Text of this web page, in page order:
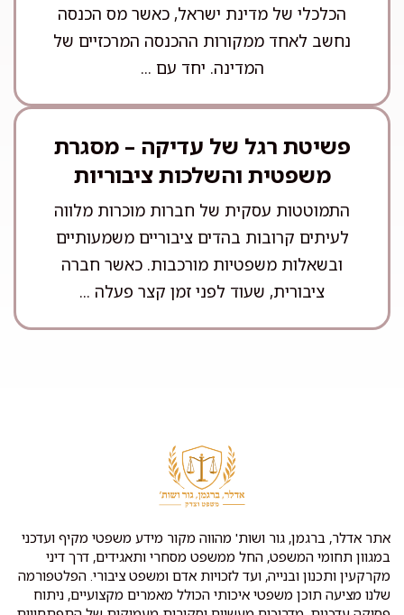
הכלכלי של מדינת ישראל, כאשר מס הכנסה
נחשב לאחד ממקורות ההכנסה המרכזיים של
המדינה. יחד עם ...
פשיטת רגל של עדיקה – מסגרת
משפטית והשלכות ציבוריות
התמוטטות עסקית של חברות מוכרות מלווה
לעיתים קרובות בהדים ציבוריים משמעותיים
ובשאלות משפטיות מורכבות. כאשר חברה
ציבורית, שעוד לפני זמן קצר פעלה ...
אתר אדלר, ברגמן, גור ושות' מהווה מקור מידע משפטי מקיף ועדכני
במגוון תחומי המשפט, החל ממשפט מסחרי ותאגידים, דרך דיני
מקרקעין ותכנון ובנייה, ועד לזכויות אדם ומשפט ציבורי. הפלטפורמה
שלנו מציעה תוכן משפטי איכותי הכולל מאמרים מקצועיים, ניתוח